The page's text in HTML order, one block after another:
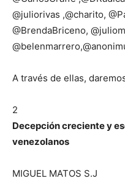
@juliorivas ,@charito,
@BrendaBriceno,
A través de ellas,
2
Decepción creciente y
venezolanos
MIGUEL MATOS S.J